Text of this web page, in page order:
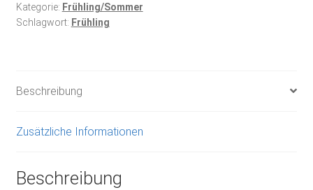
Kategorie: Frühling/Sommer
Schlagwort: Frühling
Beschreibung
Zusätzliche Informationen
Beschreibung